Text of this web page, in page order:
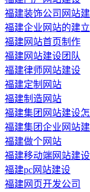
福建装饰公司网站
福建企业网站的建立
福建网站首页制作
福建网站建设团队
福建律师网站建设
福建定制网站
福建制造网站
福建集团网站建设怎
福建集团企业网站
福建做个网站
福建移动端网站建
福建pc网站建设
福建网页开发公司